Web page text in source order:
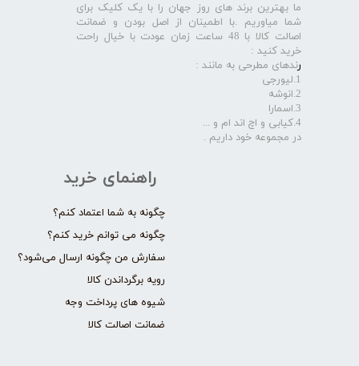
راهنمای خرید
چگونه به شما اعتماد کنم؟
چگونه می توانم خرید کنم؟
سفارش من چگونه ارسال می‌شود؟
رویه برگرداندن کالا
شیوه های پرداخت وجه
ضمانت اصالت کالا
ما بهترین برند های روز جهان را با یک کلیک برای
شما میاوریم .با اطمینان از اصل بودن و ضمانت
اصالت کالا با 48 ساعت زمان عودت با خیال راحت
خرید کنید :
رندهای مطرحی به مانند :
1.لیورجی
2.انوشه
3.اسمارا
4.کیابی و اچ اند ام و ...
در مجموعه خود داریم .​​​​​​​